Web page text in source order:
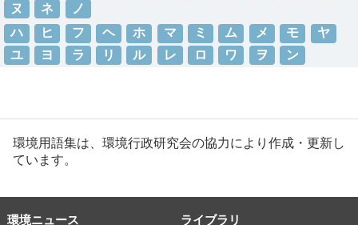
ヌ
ネ
ノ
ハ
ヒ フ ヘ ホ マ ミ ム メ モ
ヤ
ユ
ヨ ラ リ ル レ ロ ワ ヲ ン
環境用語集は、環境行政研究会の協力により作成・更新し
ています。
環境ニュース ライブラリ